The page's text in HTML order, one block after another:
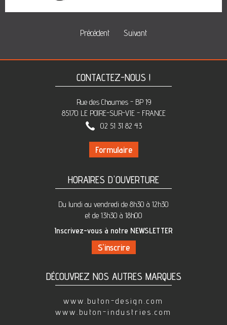
Précédent Suivant
CONTACTEZ-NOUS !
Rue des Chaumes - BP 19
85170 LE POIRE-SUR-VIE - FRANCE
02 51 31 82 43
Formulaire
HORAIRES D'OUVERTURE
Du lundi au vendredi de 8h30 à 12h30
et de 13h30 à 18h00
Inscrivez-vous à notre NEWSLETTER
DÉCOUVREZ NOS AUTRES MARQUES
www.buton-design.com
www.buton-industries.com